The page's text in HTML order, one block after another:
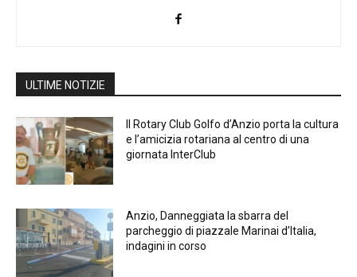
ULTIME NOTIZIE
Il Rotary Club Golfo d’Anzio porta la cultura
e l’amicizia rotariana al centro di una
giornata InterClub
Anzio, Danneggiata la sbarra del
parcheggio di piazzale Marinai d’Italia,
indagini in corso